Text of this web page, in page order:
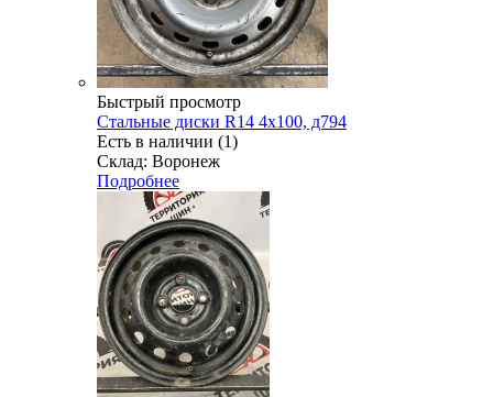
Быстрый просмотр
Стальные диски R14 4x100, д794
Есть в наличии (1)
Склад: Воронеж
Подробнее